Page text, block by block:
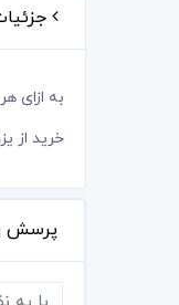
به ازای
خرید از
پرسش